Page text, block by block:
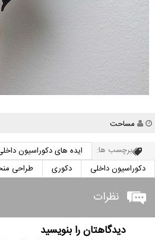
نویسنده
مساحت
برچسب ها: ایده های دکوراسیون
دکوراسیون داخلی
دکوری طراحی
نظرات
دیدگاهتان را بنویسید